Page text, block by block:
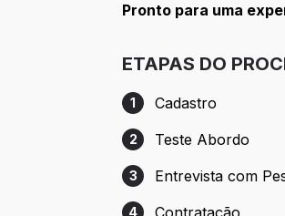
Pronto para uma
ETAPAS DO
Etapa 1: Cadastro
1 Cadastro
Etapa 2: Teste Abordo
2 Teste Abordo
Etapa 3: Entrevista com
3 Entrevista com
4